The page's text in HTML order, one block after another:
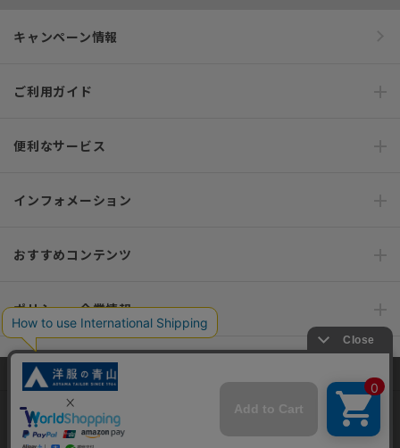
キャンペーン情報
ご利用ガイド
便利なサービス
インフォメーション
おすすめコンテンツ
ポリシー・企業情報
オーダースーツなら SHITATE
当サイトでは、快適な閲覧体験とコンテンツ改善のためにCookieを使用
しています。閲覧を続けることで、Cookieの使用に同意したものとみな
します。詳細については